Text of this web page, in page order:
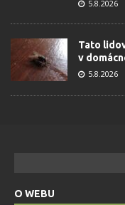
5.8.2026
Tato
v
5.8.2026
O WEBU